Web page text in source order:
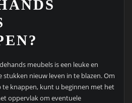
meubels is een leuke en
nieuw leven in te blazen. Om
knappen, kunt u beginnen met het
oppervlak om eventuele